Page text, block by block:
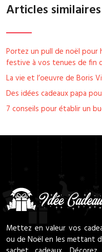
Articles similaires
Portez un pull de noël
festive à vos tenues de fin
La vie et l’oeuvre de Boris
Des idées cadeaux papa
7 conseils pour établir un
Mettez en valeur vos
ou de Noël en les mettant